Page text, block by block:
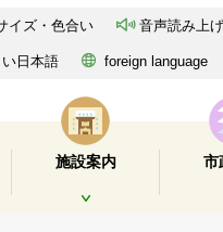
イズ・色合い 音声読み上げ
日本語 foreign language
施設案内 市